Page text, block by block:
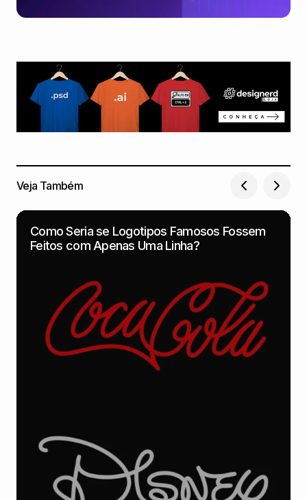
Veja Também
Como Seria se Logotipos Famosos Fossem
Feitos com Apenas Uma Linha?